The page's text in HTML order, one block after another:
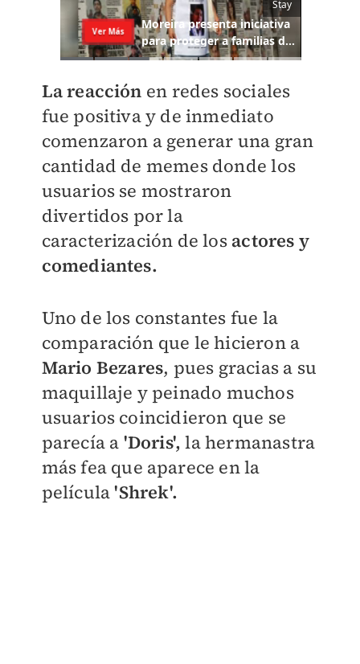
La reacción en redes sociales
fue positiva y de inmediato
comenzaron a generar una gran
cantidad de memes donde los
usuarios se mostraron
divertidos por la
caracterización de los actores y
comediantes.
Uno de los constantes fue la
comparación que le hicieron a
Mario Bezares, pues gracias a su
maquillaje y peinado muchos
usuarios coincidieron que se
parecía a 'Doris', la hermanastra
más fea que aparece en la
película'Shrek'.